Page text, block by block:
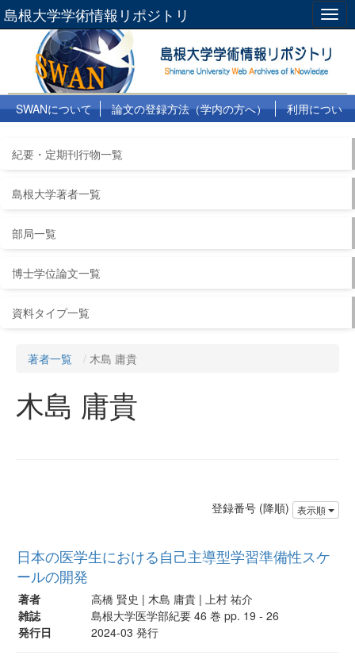
島根大学学術情報リポジトリ
SWANについて 論文の登録方法（学内の方へ）
利用につい
紀要・定期刊行物一覧
島根大学著者一覧
部局一覧
博士学位論文一覧
資料タイプ一覧
著者一覧 木島 庸貴
木島 庸貴
登録番号 (降順) 表示順
日本の医学生における自己主導型学習準備性スケ
ールの開発
著者
高橋 賢史 | 木島 庸貴 | 上村 祐介
雑誌
島根大学医学部紀要 46 巻 pp. 19 - 26
発行日
2024-03 発行